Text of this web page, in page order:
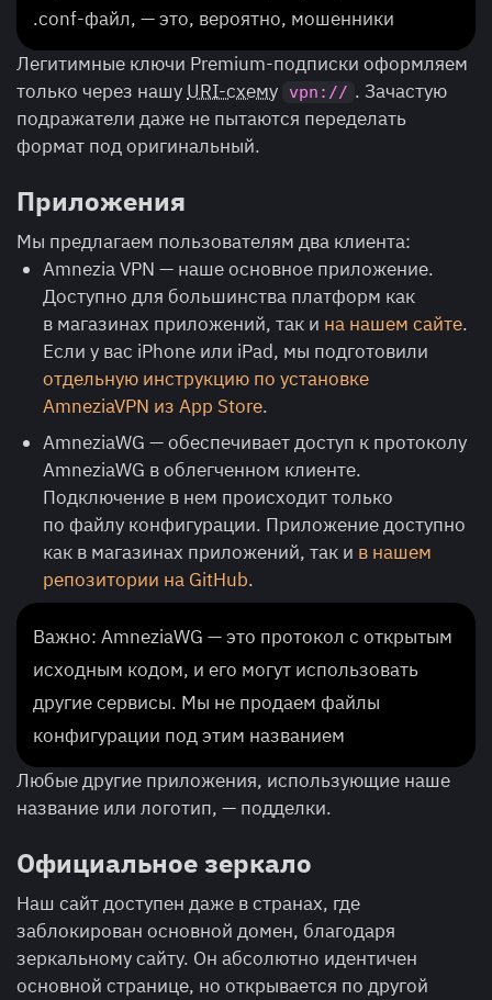
.conf-файл, — это, вероятно, мошенники
Легитимные ключи Premium-подписки оформляем
только через нашу URI-схему vpn:// . Зачастую
подражатели даже не пытаются переделать
формат под оригинальный.
Приложения
Мы предлагаем пользователям два клиента:
Amnezia VPN — наше основное приложение.
Доступно для большинства платформ как
в магазинах приложений, так и на нашем сайте.
Если у вас iPhone или iPad, мы подготовили
отдельную инструкцию по установке
AmneziaVPN из App Store.
AmneziaWG — обеспечивает доступ к протоколу
AmneziaWG в облегченном клиенте.
Подключение в нем происходит только
по файлу конфигурации. Приложение доступно
как в магазинах приложений, так и в нашем
репозитории на GitHub.
Важно: AmneziaWG — это протокол с открытым
исходным кодом, и его могут использовать
другие сервисы. Мы не продаем файлы
конфигурации под этим названием
Любые другие приложения, использующие наше
название или логотип, — подделки.
Официальное зеркало
Наш сайт доступен даже в странах, где
заблокирован основной домен, благодаря
зеркальному сайту. Он абсолютно идентичен
основной странице, но открывается по другой